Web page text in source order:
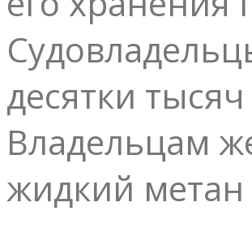
десятки
Владельцам
жидкий метан